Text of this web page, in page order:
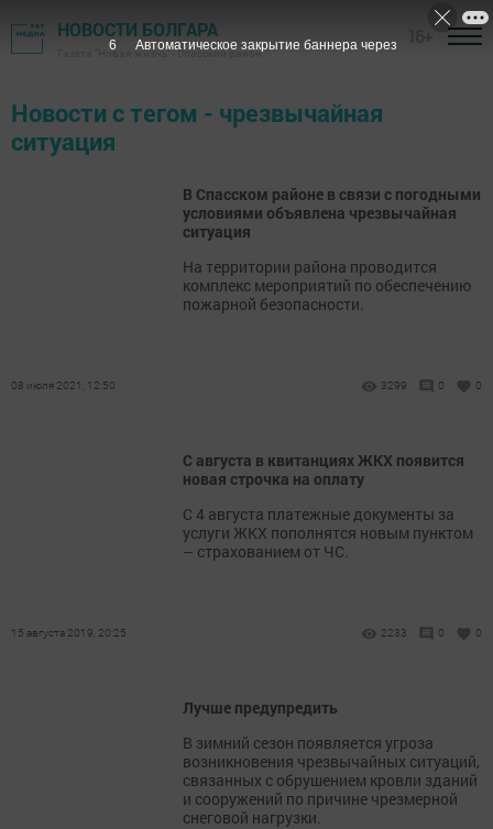
НОВОСТИ БОЛГАРА
Газета "Новая жизнь" - Спасский район
Новости с тегом - чрезвычайная
ситуация
В Спасском районе в связи с погодными
условиями объявлена чрезвычайная
ситуация
На территории района проводится
комплекс мероприятий по обеспечению
пожарной безопасности.
08 июля 2021, 12:50 3299 0 0
С августа в квитанциях ЖКХ появится
новая строчка на оплату
С 4 августа платежные документы за
услуги ЖКХ пополнятся новым пунктом
– страхованием от ЧС.
15 августа 2019, 20:25 2233 0 0
Лучше предупредить
В зимний сезон появляется угроза
возникновения чрезвычайных ситуаций,
связанных с обрушением кровли зданий
и сооружений по причине чрезмерной
снеговой нагрузки.
6 Автоматическое закрытие баннера через